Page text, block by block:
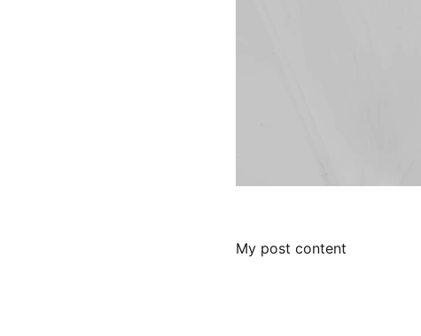
My post content